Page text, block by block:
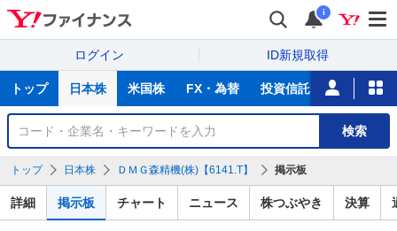
i
ログイン ID新規取得
サ
トップ 日本株 米国株 FX・為替 投資信託 ニュース
銘
検
索
検索
トップ 日本株 ＤＭＧ森精機(株)【6141.T】 掲示板
詳細 掲示板 チャート ニュース 株つぶやき 決算